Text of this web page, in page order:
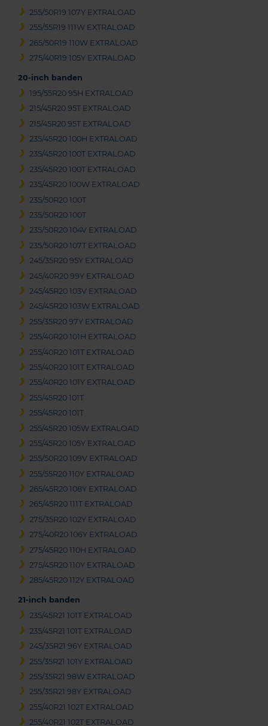
255/50R19 107Y EXTRALOAD
255/55R19 111W EXTRALOAD
265/50R19 110W EXTRALOAD
275/40R19 105Y EXTRALOAD
20-inch banden
195/55R20 95H EXTRALOAD
215/45R20 95T EXTRALOAD
215/45R20 95T EXTRALOAD
235/45R20 100H EXTRALOAD
235/45R20 100T EXTRALOAD
235/45R20 100T EXTRALOAD
235/45R20 100W EXTRALOAD
235/50R20 100T
235/50R20 100T
235/50R20 104V EXTRALOAD
235/50R20 107T EXTRALOAD
245/35R20 95Y EXTRALOAD
245/40R20 99Y EXTRALOAD
245/45R20 103V EXTRALOAD
245/45R20 103W EXTRALOAD
255/35R20 97Y EXTRALOAD
255/40R20 101H EXTRALOAD
255/40R20 101T EXTRALOAD
255/40R20 101T EXTRALOAD
255/40R20 101Y EXTRALOAD
255/45R20 101T
255/45R20 101T
255/45R20 105W EXTRALOAD
255/45R20 105Y EXTRALOAD
255/50R20 109V EXTRALOAD
255/55R20 110Y EXTRALOAD
265/45R20 108Y EXTRALOAD
265/45R20 111T EXTRALOAD
275/35R20 102Y EXTRALOAD
275/40R20 106Y EXTRALOAD
275/45R20 110H EXTRALOAD
275/45R20 110Y EXTRALOAD
285/45R20 112Y EXTRALOAD
21-inch banden
235/45R21 101T EXTRALOAD
235/45R21 101T EXTRALOAD
245/35R21 96Y EXTRALOAD
255/35R21 101Y EXTRALOAD
255/35R21 98W EXTRALOAD
255/35R21 98Y EXTRALOAD
255/40R21 102T EXTRALOAD
255/40R21 102T EXTRALOAD